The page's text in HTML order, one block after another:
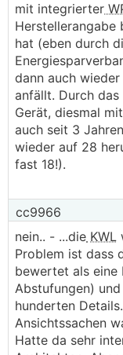
mit integrierter
Herstellerangabe
hat (eben durch
dann auch
anfällt. Durch
Gerät, diesmal
auch seit 3
wieder auf 28
fast 18!).
cc9966
nein.. - ...die KWL
Problem ist dass
bewertet als eine
Abstufungen)
hunderten
Ansichtssachen
Hatte da sehr